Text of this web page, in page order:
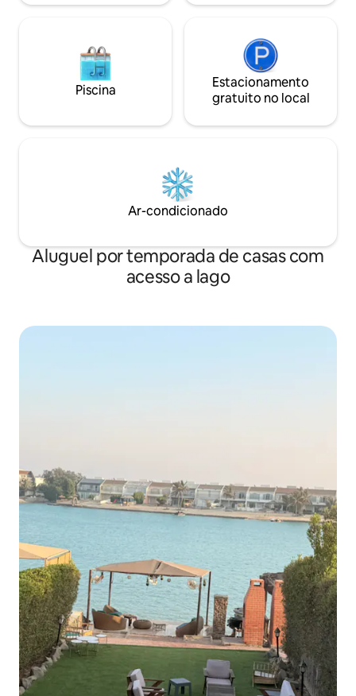
visitantes em busca de uma localização
central ou qualquer pessoa que queira
uma acomodação de luxo perto de tudo
Piscina
Estacionamento
gratuito no local
Ar-condicionado
Aluguel por temporada de casas com
acesso a lago